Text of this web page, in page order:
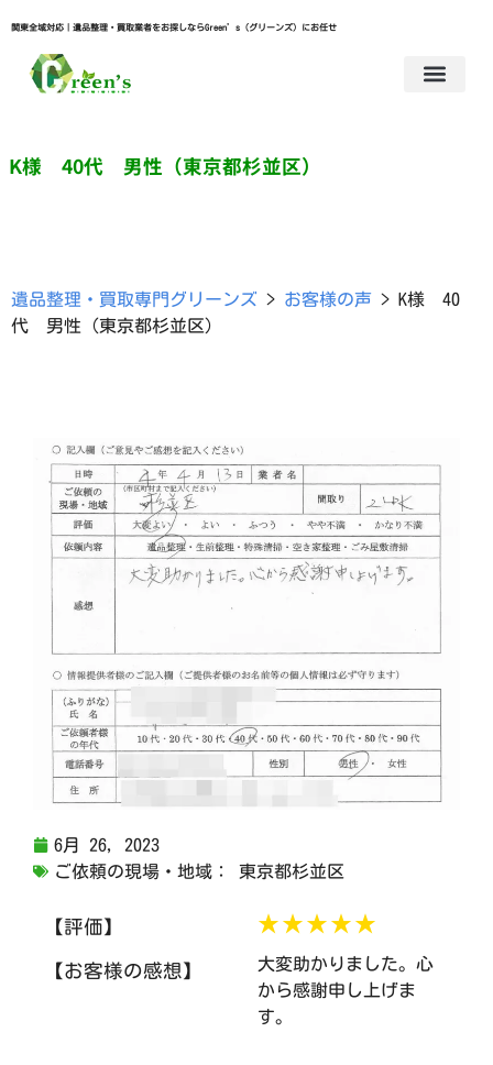
関東全域対応｜遺品整理・買取業者をお探しならGreen’s（グリーンズ）にお任せ
K様 40代 男性（東京都杉並区）
遺品整理・買取専門グリーンズ > お客様の声 >
K様 40
代 男性（東京都杉並区）
6月 26, 2023
ご依頼の現場・地域：
東京都杉並区
【評価】 ★★★★★
【お客様の感想】
大変助かりました。心
から感謝申し上げま
す。